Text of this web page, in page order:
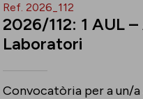
Ref. 2026_112
2026/112: 1 AUL
Laboratori
Convocatòria per a un/a